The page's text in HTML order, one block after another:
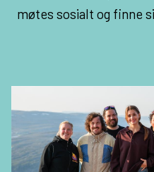
møtes sosialt og finne